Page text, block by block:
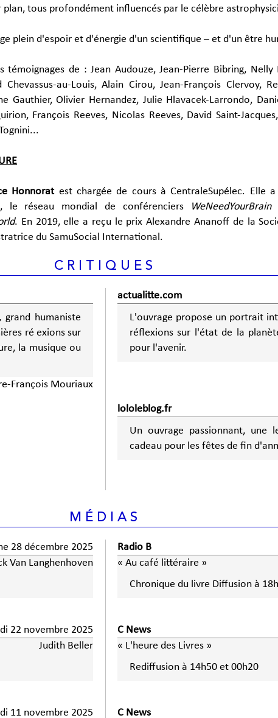
plan, tous profondément influencés par le célèbre
plein d'espoir et d'énergie d'un scientifique – et d'un être
témoignages de : Jean Audouze, Jean-Pierre Bibring,
Chevassus-au-Louis, Alain Cirou, Jean-François Clervoy,
Gauthier, Olivier Hernandez, Julie Hlavacek-Larrondo,
François Reeves, Nicolas Reeves, David Saint-
Honnoratest chargée de cours à CentraleSupélec. Elle
le réseau mondial de conférenciers
. En 2019, elle a reçu le prix Alexandre Ananoff de la
du SamuSocial International.
CRITIQUES
humaniste
ré exions sur
la musique ou
François Mouriaux
actualitte.com
L'ouvrage propose un portrait
réflexions sur l'état de la
pour l'avenir.
lololeblog.fr
Un ouvrage passionnant, une
cadeau pour les fêtes de fin
MÉDIAS
28 décembre 2025
Van Langhenhoven
22 novembre 2025
Judith Beller
11 novembre 2025
Radio B
« Au café littéraire »
Chronique du livre Diffusion à
C News
« L'heure des Livres »
Rediffusion à 14h50 et 00h20
C News